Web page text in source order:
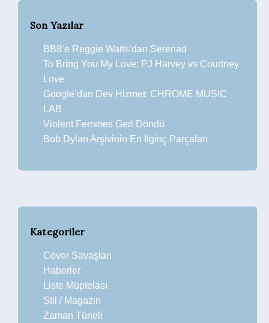
Son Yazılar
BB8’e Reggie Watts’dan Serenad
To Bring You My Love: PJ Harvey vs Courtney
Love
Google’dan Dev Hizmet: CHROME MUSIC
LAB
Violent Femmes Geri Döndü
Bob Dylan Arşivinin En İlginç Parçaları
Kategoriler
Cover Savaşları
Haberler
Liste Müptelası
Stil / Magazin
Zaman Tüneli